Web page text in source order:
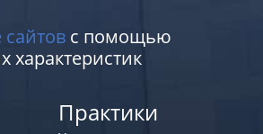
с помощью
характеристик
Практики